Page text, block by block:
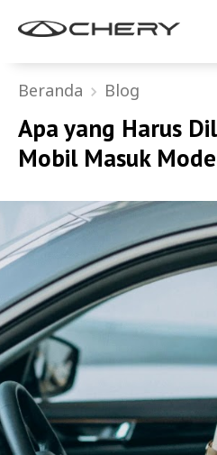
Beranda Blog
Apa yang Harus
Mobil Masuk